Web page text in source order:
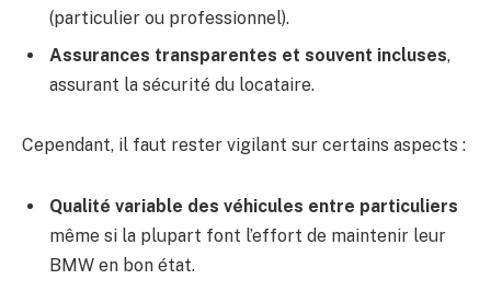
(particulier ou professionnel).
Assurances transparentes et souvent incluses,
assurant la sécurité du locataire.
Cependant, il faut rester vigilant sur certains aspects :
Qualité variable des véhicules entre particuliers
même si la plupart font l’effort de maintenir leur
BMW en bon état.